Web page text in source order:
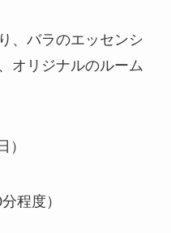
、バラのエッセンシ
オリジナルのルーム
）
程度）